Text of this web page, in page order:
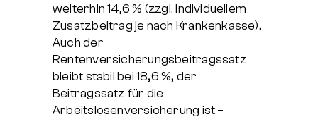
weiterhin 14,6 % (zzgl. individuellem
Zusatzbeitrag je nach Krankenkasse).
Auch der
Rentenversicherungsbeitragssatz
bleibt stabil bei 18,6 %, der
Beitragssatz für die
Arbeitslosenversicherung ist –